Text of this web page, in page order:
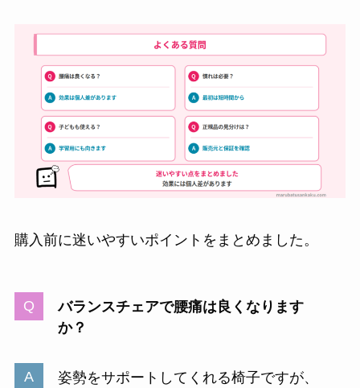
購入前に迷いやすいポイントをまとめました。
バランスチェアで腰痛は良くなります
か？
姿勢をサポートしてくれる椅子ですが、